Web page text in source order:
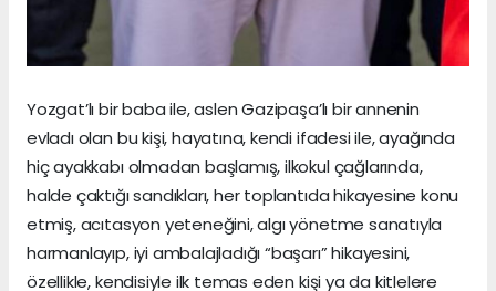
Yozgat’lı bir baba ile, aslen Gazipaşa’lı bir annenin
evladı olan bu kişi, hayatına, kendi ifadesi ile, ayağında
hiç ayakkabı olmadan başlamış, ilkokul çağlarında,
halde çaktığı sandıkları, her toplantıda hikayesine konu
etmiş, acıtasyon yeteneğini, algı yönetme sanatıyla
harmanlayıp, iyi ambalajladığı “başarı” hikayesini,
özellikle, kendisiyle ilk temas eden kişi ya da kitlelere